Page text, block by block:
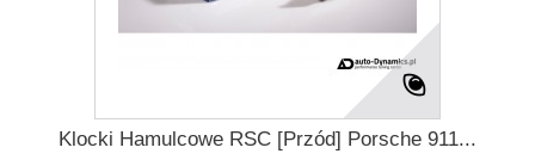
Klocki Hamulcowe RSC [Przód] Porsche 911...